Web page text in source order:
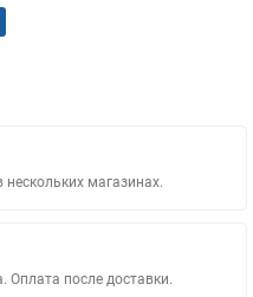
нескольких магазинах.
Оплата после доставки.